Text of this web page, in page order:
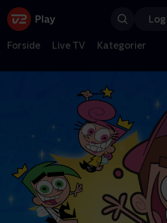
Forside Live TV Kategorier